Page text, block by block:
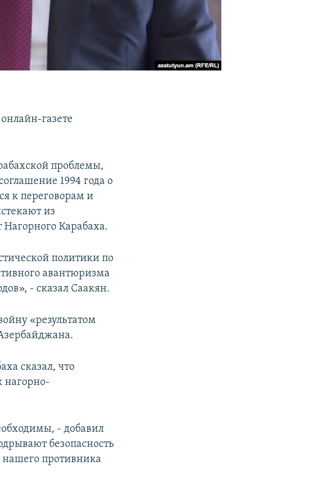
газете
проблемы,
1994 года о
к переговорам и
из
Карабаха.
политики по
авантюризма
- сказал Саакян.
«результатом
сказал, что
нагорно-
- добавил
безопасность
противника